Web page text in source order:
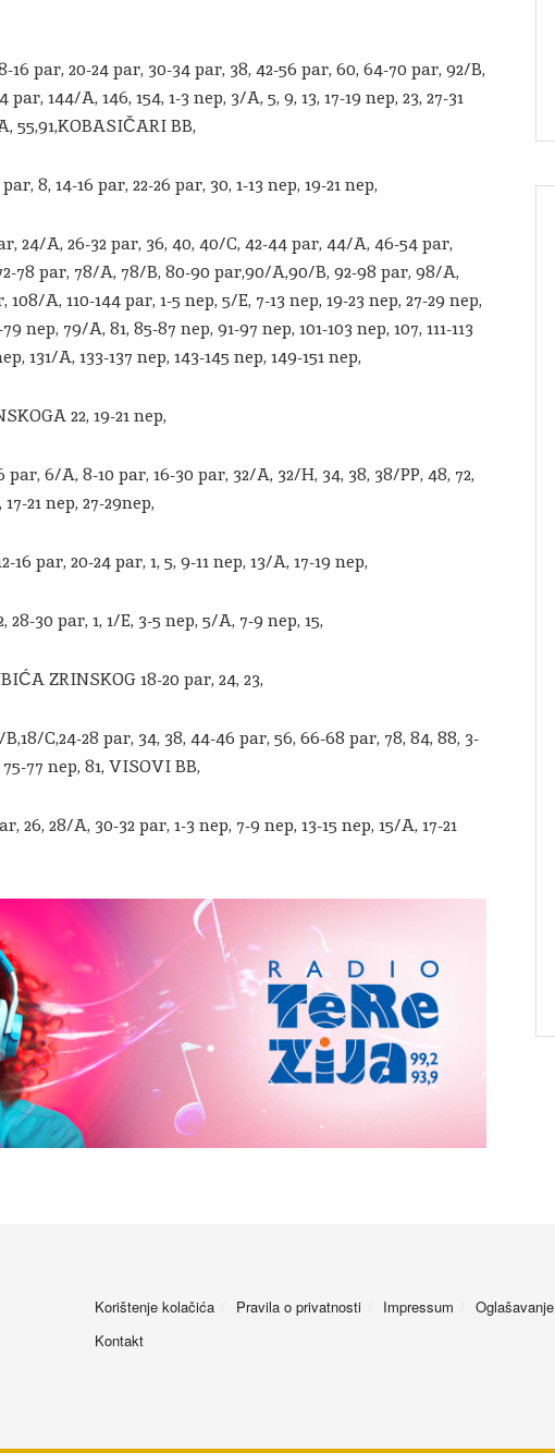
par, 20-24 par, 30-34 par, 38, 42-56 par, 60, 64-70 par, 92/B,
par, 144/A, 146, 154, 1-3 nep, 3/A, 5, 9, 13, 17-19 nep, 23, 27-31
55,91,KOBASIČARI BB,
8, 14-16 par, 22-26 par, 30, 1-13 nep, 19-21 nep,
24/A, 26-32 par, 36, 40, 40/C, 42-44 par, 44/A, 46-54 par,
78 par, 78/A, 78/B, 80-90 par,90/A,90/B, 92-98 par, 98/A,
A, 110-144 par, 1-5 nep, 5/E, 7-13 nep, 19-23 nep, 27-29 nep,
nep, 79/A, 81, 85-87 nep, 91-97 nep, 101-103 nep, 107, 111-113
131/A, 133-137 nep, 143-145 nep, 149-151 nep,
22, 19-21 nep,
par, 6/A, 8-10 par, 16-30 par, 32/A, 32/H, 34, 38, 38/PP, 48, 72,
17-21 nep, 27-29nep,
16 par, 20-24 par, 1, 5, 9-11 nep, 13/A, 17-19 nep,
28-30 par, 1, 1/E, 3-5 nep, 5/A, 7-9 nep, 15,
ZRINSKOG 18-20 par, 24, 23,
C,24-28 par, 34, 38, 44-46 par, 56, 66-68 par, 78, 84, 88, 3-
77 nep, 81, VISOVI BB,
26, 28/A, 30-32 par, 1-3 nep, 7-9 nep, 13-15 nep, 15/A, 17-21
Korištenje kolačića Pravila o privatnosti Impressum
Oglašavanje
Kontakt